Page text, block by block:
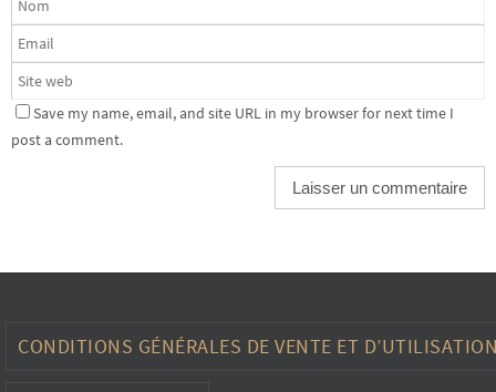
Save my name, email, and site URL in my browser for next time I
post a comment.
CONDITIONS GÉNÉRALES DE VENTE ET